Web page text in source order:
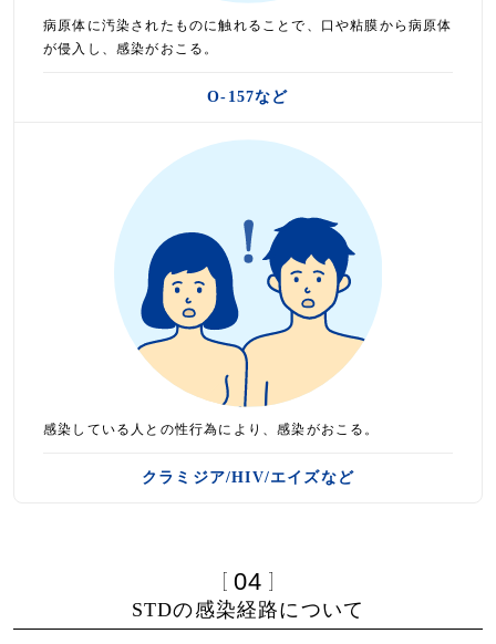
病原体に汚染されたものに触れることで、口や粘膜から病原体
が侵入し、感染がおこる。
O-157など
感染している人との性行為により、感染がおこる。
クラミジア/HIV/エイズなど
04
STDの感染経路について